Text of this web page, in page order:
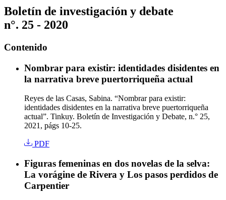
Boletín de investigación y debate
n°. 25 - 2020
Contenido
Nombrar para existir: identidades disidentes en
la narrativa breve puertorriqueña actual
Reyes de las Casas, Sabina. “Nombrar para existir:
identidades disidentes en la narrativa breve puertorriqueña
actual”. Tinkuy. Boletín de Investigación y Debate, n.° 25,
2021, págs 10-25.
PDF
Figuras femeninas en dos novelas de la selva:
La vorágine de Rivera y Los pasos perdidos de
Carpentier